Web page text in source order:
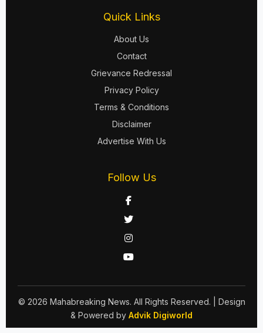
Quick Links
About Us
Contact
Grievance Redressal
Privacy Policy
Terms & Conditions
Disclaimer
Advertise With Us
Follow Us
© 2026 Mahabreaking News. All Rights Reserved.
| Design
& Powered by Advik Digiworld